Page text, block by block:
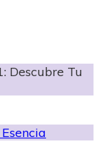
Descubre Tu